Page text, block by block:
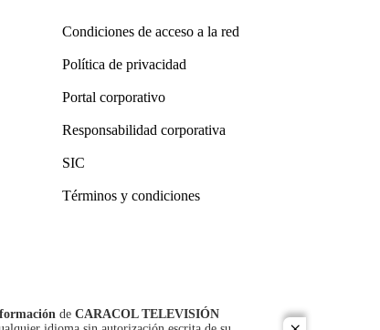
Condiciones de acceso a la red
Política de privacidad
Portal corporativo
Responsabilidad corporativa
SIC
Términos y condiciones
de CARACOL TELEVISIÓN